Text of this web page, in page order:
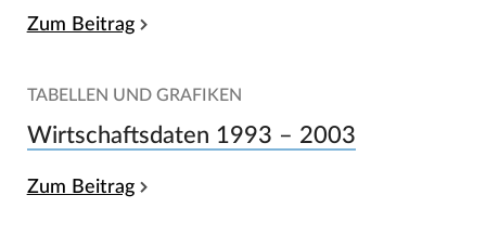
Zum Beitrag
TABELLEN UND GRAFIKEN
Wirtschaftsdaten 1993 – 2003
Zum Beitrag